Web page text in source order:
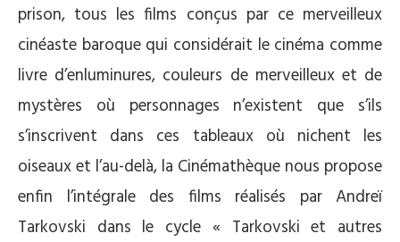
prison, tous les films conçus par ce merveilleux
cinéaste baroque qui considérait le cinéma comme
livre d’enluminures, couleurs de merveilleux et de
mystères où personnages n’existent que s’ils
s’inscrivent dans ces tableaux où nichent les
oiseaux et l’au-delà, la Cinémathèque nous propose
enfin l’intégrale des films réalisés par Andreï
Tarkovski dans le cycle « Tarkovski et autres